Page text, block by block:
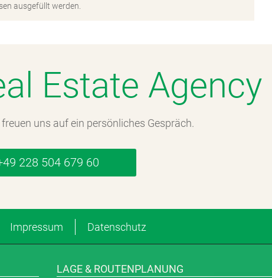
ausgefüllt werden.
Estate
uns auf ein persönliches Gespräch.
228 504 679 60
Impressum Datenschutz
LAGE & ROUTENPLANUNG